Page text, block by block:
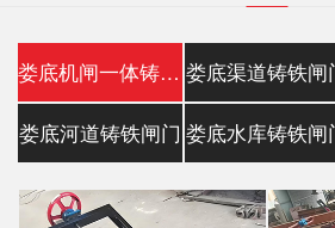
娄底机闸一体铸铁闸门 娄底渠道铸铁闸
娄底河道铸铁闸门 娄底水库铸铁闸